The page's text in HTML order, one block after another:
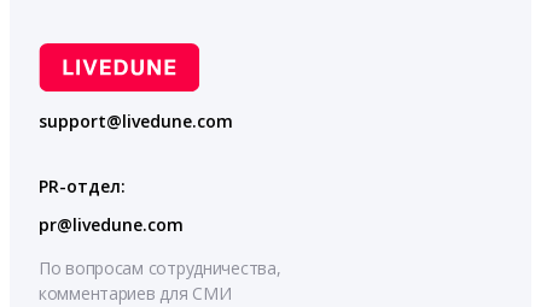
support@livedune.com
PR-отдел:
pr@livedune.com
По вопросам сотрудничества,
комментариев для СМИ